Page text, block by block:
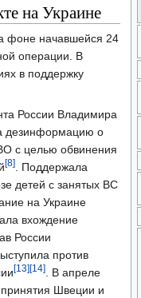
на Украине
фоне начавшейся 24
операции. В
в поддержку
России Владимира
дезинформацию о
с целью обвинения
[8]. Поддержала
детей с занятых ВС
на Украине
вхождение
России
против
[13][14]. В апреле
Швеции и